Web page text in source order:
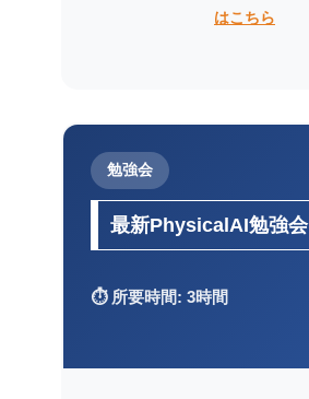
はこちら
勉強会
最新PhysicalAI勉強会
⏱️ 所要時間: 3時間